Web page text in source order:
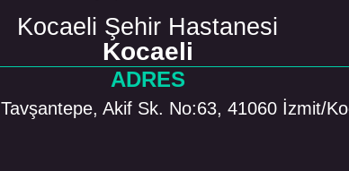
Kocaeli Şehir Hastanesi
Kocaeli
ADRES
Tavşantepe, Akif Sk. No:63, 41060 İzmit/